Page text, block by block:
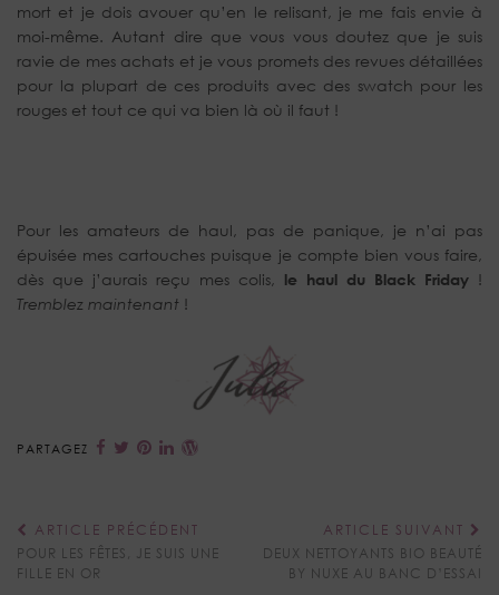
mort et je dois avouer qu’en le relisant, je me fais envie à
moi-même. Autant dire que vous vous doutez que je suis
ravie de mes achats et je vous promets des revues détaillées
pour la plupart de ces produits avec des swatch pour les
rouges et tout ce qui va bien là où il faut !
Pour les amateurs de haul, pas de panique, je n’ai pas
épuisée mes cartouches puisque je compte bien vous faire,
dès que j’aurais reçu mes colis, le haul du Black Friday !
Tremblez maintenant !
PARTAGEZ
ARTICLE PRÉCÉDENT
POUR LES FÊTES, JE SUIS UNE
FILLE EN OR
ARTICLE SUIVANT
DEUX NETTOYANTS BIO BEAUTÉ
BY NUXE AU BANC D’ESSAI